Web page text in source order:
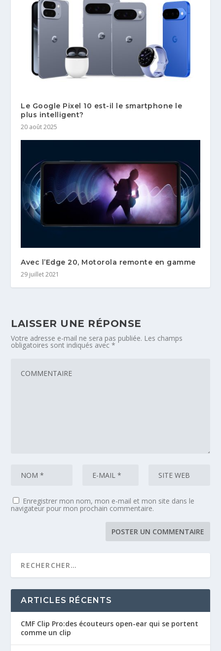
Le Google Pixel 10 est-il le smartphone le
plus intelligent?
20 août 2025
Avec l’Edge 20, Motorola remonte en gamme
29 juillet 2021
LAISSER UNE RÉPONSE
Votre adresse e-mail ne sera pas publiée. Les champs
obligatoires sont indiqués avec*
Enregistrer mon nom, mon e-mail et mon site dans le
navigateur pour mon prochain commentaire.
ARTICLES RÉCENTS
CMF Clip Pro:des écouteurs open-ear qui se portent
comme un clip